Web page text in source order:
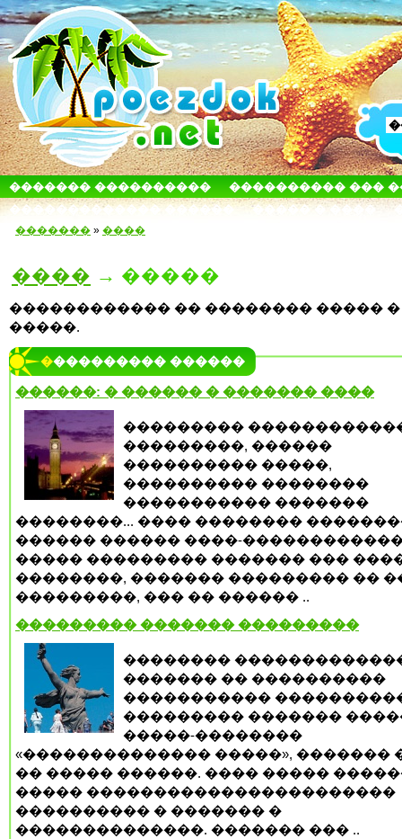
������� ����������
���������� ���
������������� ������
����� � ����
������� » ����
���� → �����
������������ �� �������� ����� �
�����.
���������� ������
������: � ������ � ������� ����
���������
���������, ������
���������� �����,
���������� ��������
����������� �������
��������... ���� ��������
������ ������ ����-
����� ��������� ������� ���
��������, ������� ��������� ��
���������, ��� �� ������ ..
��������� ������� ���������
��������
������� �� ����������
�����������
��������� �������
�����-��������
«�������������� �����», �������
�� ����� ������. ���� �����
����� �����������������������
���������� � ������� �
��������������. ������� ��� ..